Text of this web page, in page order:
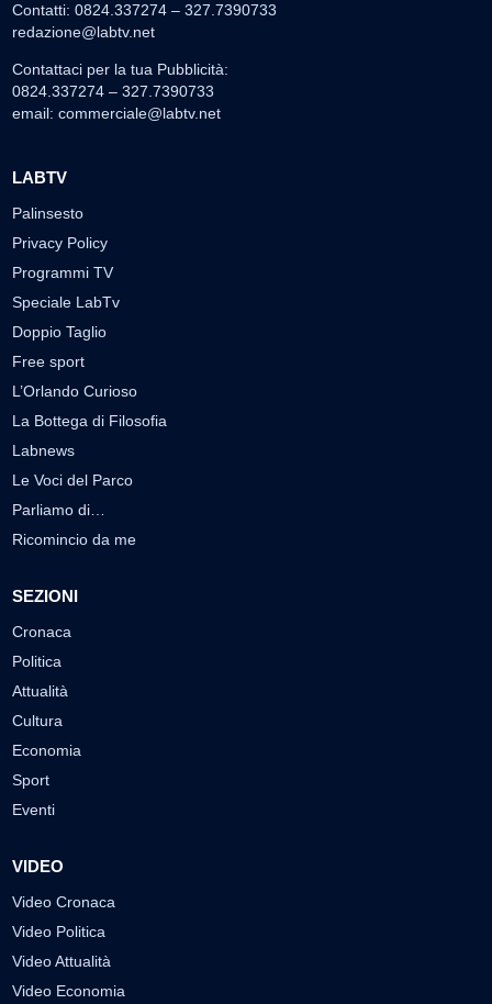
Contatti: 0824.337274 – 327.7390733
redazione@labtv.net
Contattaci per la tua Pubblicità:
0824.337274 – 327.7390733
email: commerciale@labtv.net
LABTV
Palinsesto
Privacy Policy
Programmi TV
Speciale LabTv
Doppio Taglio
Free sport
L’Orlando Curioso
La Bottega di Filosofia
Labnews
Le Voci del Parco
Parliamo di…
Ricomincio da me
SEZIONI
Cronaca
Politica
Attualità
Cultura
Economia
Sport
Eventi
VIDEO
Video Cronaca
Video Politica
Video Attualità
Video Economia